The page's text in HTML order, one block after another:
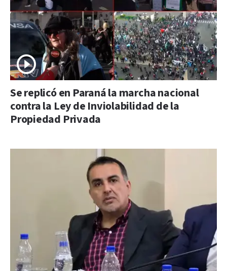
Se replicó en Paraná la marcha nacional
contra la Ley de Inviolabilidad de la
Propiedad Privada